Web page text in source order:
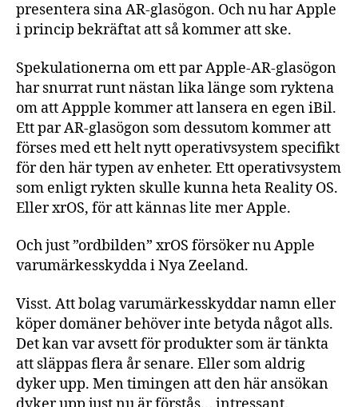
presentera sina AR-glasögon. Och nu har Apple
i princip bekräftat att så kommer att ske.
Spekulationerna om ett par Apple-AR-glasögon
har snurrat runt nästan lika länge som ryktena
om att Appple kommer att lansera en egen iBil.
Ett par AR-glasögon som dessutom kommer att
förses med ett helt nytt operativsystem specifikt
för den här typen av enheter. Ett operativsystem
som enligt rykten skulle kunna heta Reality OS.
Eller xrOS, för att kännas lite mer Apple.
Och just ”ordbilden” xrOS försöker nu Apple
varumärkesskydda i Nya Zeeland.
Visst. Att bolag varumärkesskyddar namn eller
köper domäner behöver inte betyda något alls.
Det kan var avsett för produkter som är tänkta
att släppas flera år senare. Eller som aldrig
dyker upp. Men timingen att den här ansökan